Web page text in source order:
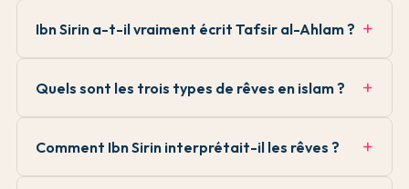
Ibn Sirin a-t-il vraiment écrit Tafsir al-Ahlam ?
Quels sont les trois types de rêves en islam ?
Comment Ibn Sirin interprétait-il les rêves ?